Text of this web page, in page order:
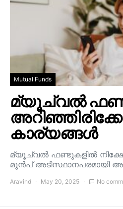
Mutual Funds
മ്യൂച്വൽ
കാര്യങ്ങൾ
മ്യൂച്വൽ ഫണ്ടുകളിൽ
മുൻപ് അടിസ്ഥാനപരമായി
Aravind May 20, 2025 No